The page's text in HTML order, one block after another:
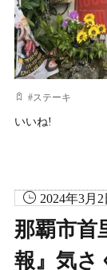
#ステーキ
いいね!
2024年3月2
那覇市首
報』気さ